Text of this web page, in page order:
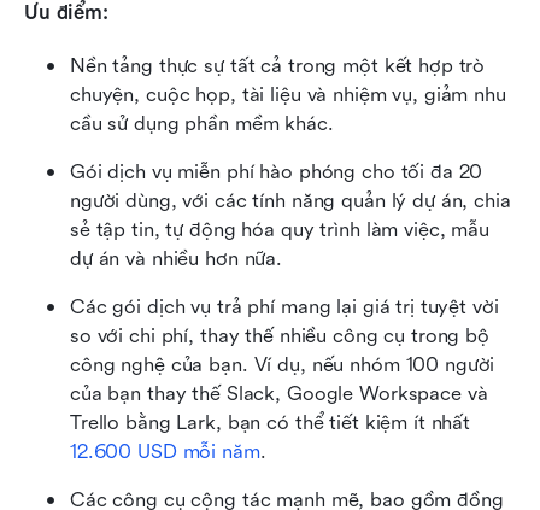
Ưu điểm:
Nền tảng thực sự tất cả trong một kết hợp trò
chuyện, cuộc họp, tài liệu và nhiệm vụ, giảm nhu
cầu sử dụng phần mềm khác.
Gói dịch vụ miễn phí hào phóng cho tối đa 20
người dùng, với các tính năng quản lý dự án, chia
sẻ tập tin, tự động hóa quy trình làm việc, mẫu
dự án và nhiều hơn nữa.
Các gói dịch vụ trả phí mang lại giá trị tuyệt vời
so với chi phí, thay thế nhiều công cụ trong bộ
công nghệ của bạn. Ví dụ, nếu nhóm 100 người
của bạn thay thế Slack, Google Workspace và
Trello bằng Lark, bạn có thể tiết kiệm ít nhất
12.600 USD mỗi năm.
Các công cụ cộng tác mạnh mẽ, bao gồm đồng